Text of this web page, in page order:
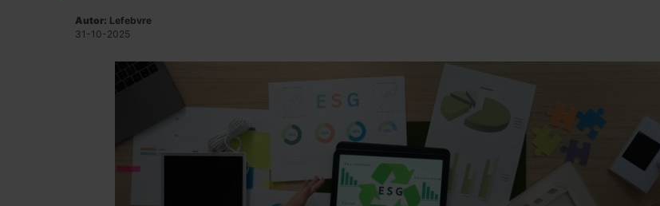
Autor: Lefebvre
31-10-2025